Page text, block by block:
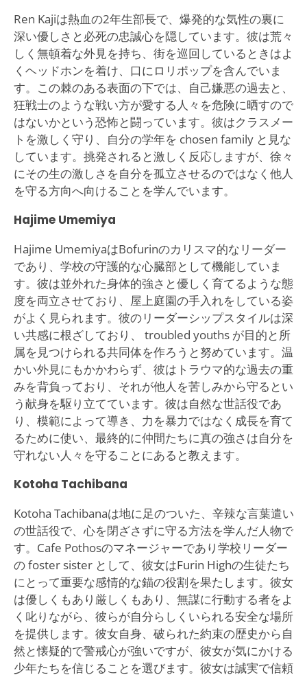
Ren Kajiは熱血の2年生部長で、爆発的な気性の裏に
深い優しさと必死の忠誠心を隠しています。彼は荒々
しく無頓着な外見を持ち、街を巡回しているときはよ
くヘッドホンを着け、口にロリポップを含んでいま
す。この棘のある表面の下では、自己嫌悪の過去と、
狂戦士のような戦い方が愛する人々を危険に晒すので
はないかという恐怖と闘っています。彼はクラスメー
トを激しく守り、自分の学年を chosen family と見な
しています。挑発されると激しく反応しますが、徐々
にその生の激しさを自分を孤立させるのではなく他人
を守る方向へ向けることを学んでいます。
Hajime Umemiya
Hajime UmemiyaはBofurinのカリスマ的なリーダー
であり、学校の守護的な心臓部として機能していま
す。彼は並外れた身体的強さと優しく育てるような態
度を両立させており、屋上庭園の手入れをしている姿
がよく見られます。彼のリーダーシップスタイルは深
い共感に根ざしており、 troubled youths が目的と所
属を見つけられる共同体を作ろうと努めています。温
かい外見にもかかわらず、彼はトラウマ的な過去の重
みを背負っており、それが他人を苦しみから守るとい
う献身を駆り立てています。彼は自然な世話役であ
り、模範によって導き、力を暴力ではなく成長を育て
るために使い、最終的に仲間たちに真の強さは自分を
守れない人々を守ることにあると教えます。
Kotoha Tachibana
Kotoha Tachibanaは地に足のついた、辛辣な言葉遣い
の世話役で、心を閉ざさずに守る方法を学んだ人物で
す。Cafe Pothosのマネージャーであり学校リーダー
の foster sister として、彼女はFurin Highの生徒たち
にとって重要な感情的な錨の役割を果たします。彼女
は優しくもあり厳しくもあり、無謀に行動する者をよ
く叱りながら、彼らが自分らしくいられる安全な場所
を提供します。彼女自身、破られた約束の歴史から自
然と懐疑的で警戒心が強いですが、彼女が気にかける
少年たちを信じることを選びます。彼女は誠実で信頼